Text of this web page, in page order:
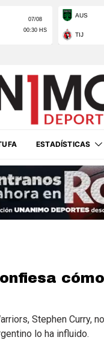
ESTADÍSTICAS
Stephen Curry,
lo ha influido.